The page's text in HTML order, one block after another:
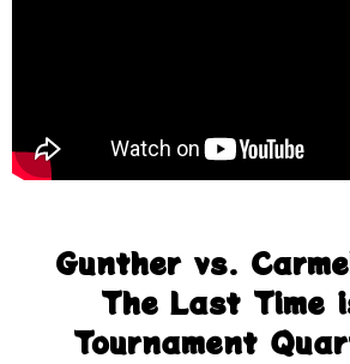
Gunther vs.
The Last Time
Tournament